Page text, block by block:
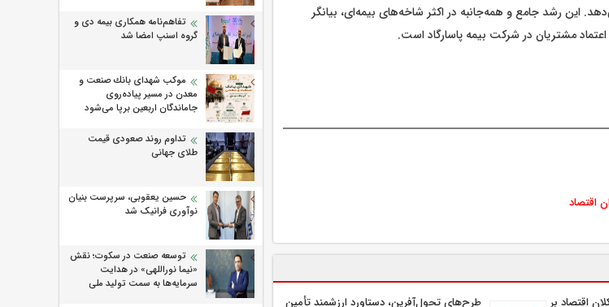
را نشان می‌دهد. این رشد جامع و همه‌جانبه در اکثر شاخه‌های بیمه‌ای، بیانگر
مشتریان در شرکت بیمه پاسارگاد است.
اقتصاد
اقتصاد بر
طرح‌های تحول‌آفرین، دستاورد ارزشمند تأمین
تفاهم‌نامه همکاری بیمه دی و
گروه اسنپ امضا شد
موكب شهدای بانك صنعت و
معدن در مسیر پیاده‌روی
جاماندگان اربعین برپا می‌شود
تداوم روند صعودی قیمت
طلای جهانی
حسین یعقوبی، سرپرست بنیان
نوآوری فرانیک شد
توسعه صنعت در سکوت؛ نقش
«نیما نوراللهی» در هدایت
سرمایه‌ها به سمت تولید ملی